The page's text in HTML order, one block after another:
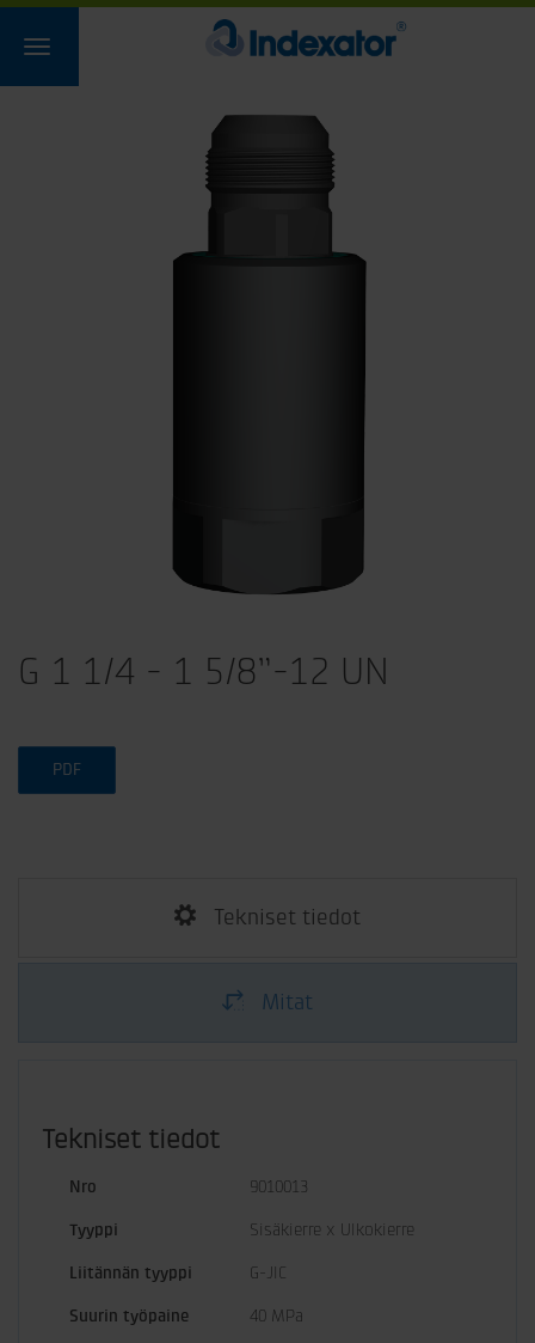
G 1 1/4 - 1 5/8”-12 UN
PDF
Tekniset tiedot
Mitat
Tekniset tiedot
Nro 9010013
Tyyppi Sisäkierre x Ulkokierre
Liitännän tyyppi G-JIC
Suurin työpaine 40 MPa